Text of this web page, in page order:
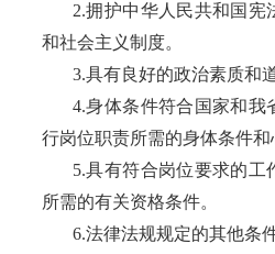
2.拥护中华人民共和国宪
和社会主义制度。
3.具有良好的政治素质和
4.身体条件符合国家和我
行岗位职责所需的身体条件和
5.具有符合岗位要求的工
所需的有关资格条件。
6.法律法规规定的其他条件